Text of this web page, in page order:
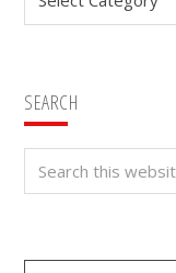
SEARCH
Search
this